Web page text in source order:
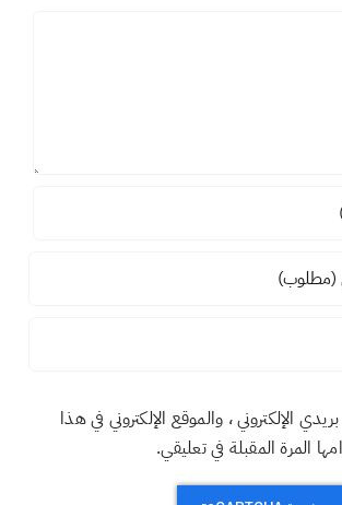
الإلكتروني ، والموقع الإلكتروني في هذا
المرة المقبلة في تعليقي.